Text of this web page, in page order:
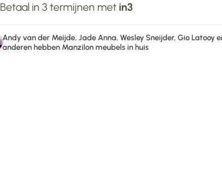
Betaal in 3 termijnen met in3
Andy van der Meijde, Jade Anna, Wesley Sneijder, Gio Latooy
anderen hebben Manzilon meubels in huis